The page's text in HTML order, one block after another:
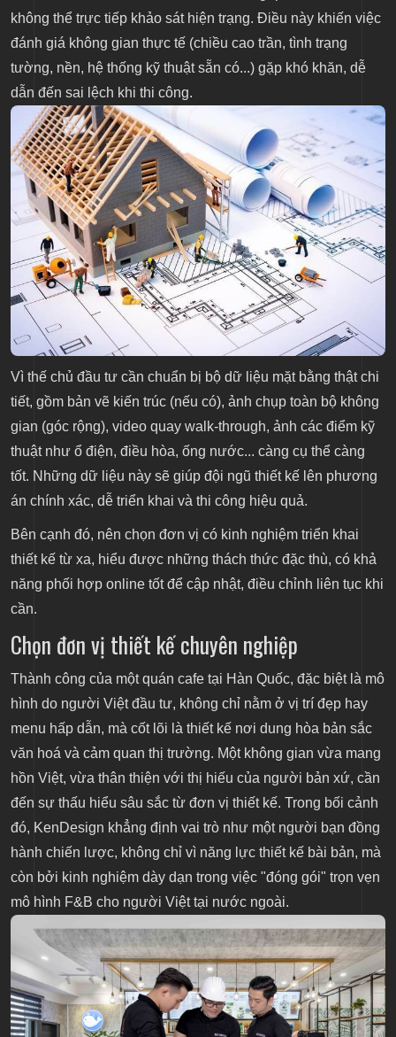
không thể trực tiếp khảo sát hiện trạng. Điều này khiến việc
đánh giá không gian thực tế (chiều cao trần, tình trạng
tường, nền, hệ thống kỹ thuật sẵn có...) gặp khó khăn, dễ
dẫn đến sai lệch khi thi công.
Vì thế chủ đầu tư cần chuẩn bị bộ dữ liệu mặt bằng thật chi
tiết, gồm bản vẽ kiến trúc (nếu có), ảnh chụp toàn bộ không
gian (góc rộng), video quay walk-through, ảnh các điểm kỹ
thuật như ổ điện, điều hòa, ống nước... càng cụ thể càng
tốt. Những dữ liệu này sẽ giúp đội ngũ thiết kế lên phương
án chính xác, dễ triển khai và thi công hiệu quả.
Bên cạnh đó, nên chọn đơn vị có kinh nghiệm triển khai
thiết kế từ xa, hiểu được những thách thức đặc thù, có khả
năng phối hợp online tốt để cập nhật, điều chỉnh liên tục khi
cần.
Chọn đơn vị thiết kế chuyên nghiệp
Thành công của một quán cafe tại Hàn Quốc, đặc biệt là mô
hình do người Việt đầu tư, không chỉ nằm ở vị trí đẹp hay
menu hấp dẫn, mà cốt lõi là thiết kế nơi dung hòa bản sắc
văn hoá và cảm quan thị trường. Một không gian vừa mang
hồn Việt, vừa thân thiện với thị hiếu của người bản xứ, cần
đến sự thấu hiểu sâu sắc từ đơn vị thiết kế. Trong bối cảnh
đó, KenDesign khẳng định vai trò như một người bạn đồng
hành chiến lược, không chỉ vì năng lực thiết kế bài bản, mà
còn bởi kinh nghiệm dày dạn trong việc "đóng gói" trọn vẹn
mô hình F&B cho người Việt tại nước ngoài.